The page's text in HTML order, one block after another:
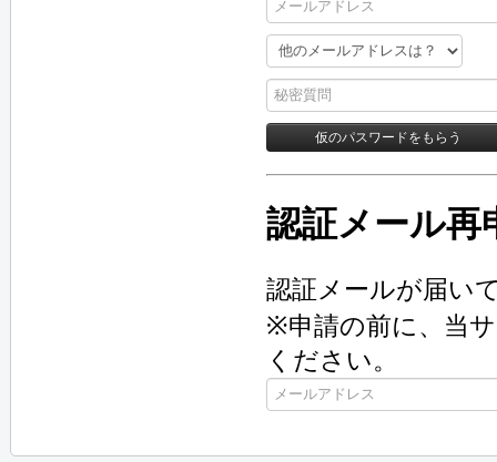
認証メール再
認証メールが届い
※申請の前に、当
ください。